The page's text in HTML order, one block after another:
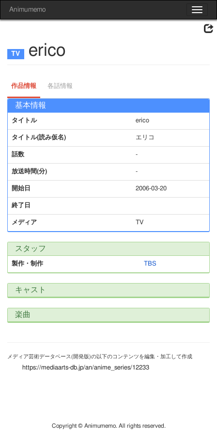
Toggle
Animumemo
erico
作品情報 各話情報
基本情報
タイトル erico
タイトル(読み仮名) エリコ
話数 -
放送時間(分) -
開始日 2006-03-20
終了日
メディア TV
スタッフ
製作・制作 TBS
キャスト
楽曲
メディア芸術データベース(開発版)の以下のコンテンツを編集・加工して作成
https://mediaarts-db.jp/an/anime_series/12233
Copyright © Animumemo. All rights reserved.